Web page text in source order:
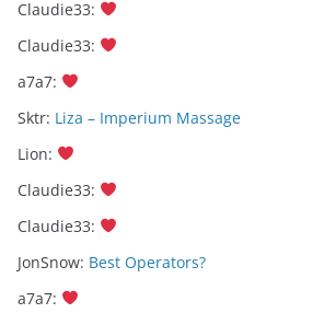
Claudie33:
Claudie33:
a7a7:
Sktr: Liza – Imperium Massage
Lion:
Claudie33:
Claudie33:
JonSnow: Best Operators?
a7a7: